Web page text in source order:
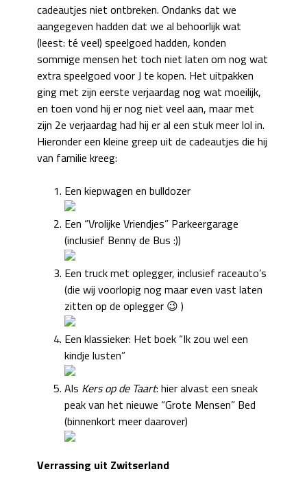
cadeautjes niet ontbreken. Ondanks dat we
aangegeven hadden dat we al behoorlijk wat
(leest: té veel) speelgoed hadden, konden
sommige mensen het toch niet laten om nog wat
extra speelgoed voor J te kopen. Het uitpakken
ging met zijn eerste verjaardag nog wat moeilijk,
en toen vond hij er nog niet veel aan, maar met
zijn 2e verjaardag had hij er al een stuk meer lol in.
Hieronder een kleine greep uit de cadeautjes die hij
van familie kreeg:
Een kiepwagen en bulldozer
Een “Vrolijke Vriendjes” Parkeergarage
(inclusief Benny de Bus :))
Een truck met oplegger, inclusief raceauto’s
(die wij voorlopig nog maar even vast laten
zitten op de oplegger 😉 )
Een klassieker: Het boek “Ik zou wel een
kindje lusten”
Als Kers op de Taart: hier alvast een sneak
peak van het nieuwe “Grote Mensen” Bed
(binnenkort meer daarover)
Verrassing uit Zwitserland